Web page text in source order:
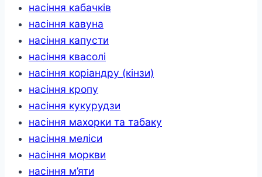
насіння кабачків
насіння кавуна
насіння капусти
насіння квасолі
насіння коріандру (кінзи)
насіння кропу
насіння кукурудзи
насіння махорки та табаку
насіння меліси
насіння моркви
насіння м’яти